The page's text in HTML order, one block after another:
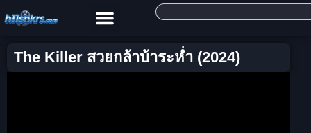
The Killer สวยกล้าบ้าระห่ำ (2024)